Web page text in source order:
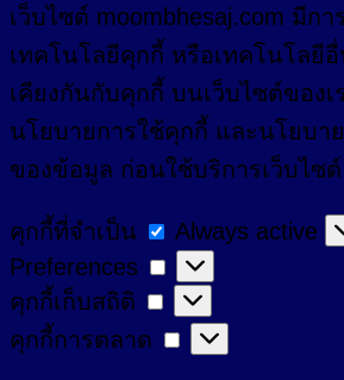
เว็บไซต์ moombhesaj.com มีกา
เทคโนโลยีคุกกี้ หรือเทคโนโลยี
เคียงกันกับคุกกี้ บนเว็บไซต์ของ
นโยบายการใช้คุกกี้ และนโยบา
ของข้อมูล ก่อนใช้บริการเว็บไซ
คุกกี้ที่จำเป็น
คุกกี้
ที่
จำเป็น
Always active
Preferences
Preferences
คุกกี้เก็บสถิติ
คุกกี้
เก็บ
คุกกี้การตลาด
คุกกี้